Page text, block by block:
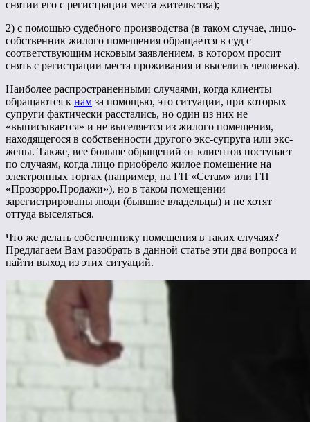
снятии его с регистрации места жительства);
2) с помощью судебного производства (в таком случае, лицо-
собственник жилого помещения обращается в суд с
соответствующим исковым заявлением, в котором просит
снять с регистрации места проживания и выселить человека).
Наиболее распространенными случаями, когда клиенты
обращаются к нам за помощью, это ситуации, при которых
супруги фактически расстались, но один из них не
«выписывается» и не выселяется из жилого помещения,
находящегося в собственности другого экс-супруга или экс-
жены. Также, все больше обращений от клиентов поступает
по случаям, когда лицо приобрело жилое помещение на
электронных торгах (например, на ГП «Сетам» или ГП
«Прозорро.Продажи»), но в таком помещении
зарегистрированы люди (бывшие владельцы) и не хотят
оттуда выселяться.
Что же делать собственнику помещения в таких случаях?
Предлагаем Вам разобрать в данной статье эти два вопроса и
найти выход из этих ситуаций.